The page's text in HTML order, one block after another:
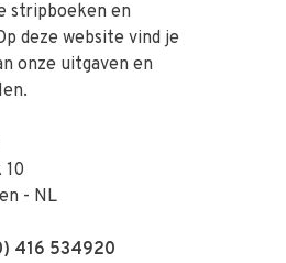
stripboeken en
deze website vind je
onze uitgaven en
10
- NL
416 534920